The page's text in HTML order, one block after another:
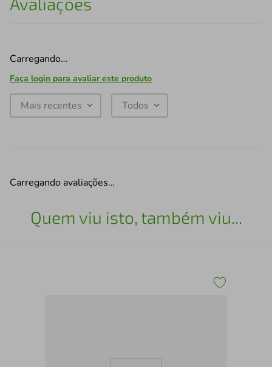
Carregando…
Faça login para avaliar este produto
Mais recentes Todos
Carregando avaliações…
Quem viu isto, também viu...